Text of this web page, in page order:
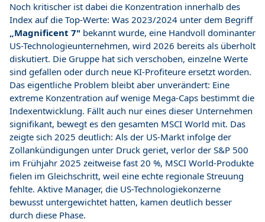
Noch kritischer ist dabei die Konzentration innerhalb des
Index auf die Top-Werte: Was 2023/2024 unter dem Begriff
„Magnificent 7" bekannt wurde, eine Handvoll dominanter
US-Technologieunternehmen, wird 2026 bereits als überholt
diskutiert. Die Gruppe hat sich verschoben, einzelne Werte
sind gefallen oder durch neue KI-Profiteure ersetzt worden.
Das eigentliche Problem bleibt aber unverändert: Eine
extreme Konzentration auf wenige Mega-Caps bestimmt die
Indexentwicklung. Fällt auch nur eines dieser Unternehmen
signifikant, bewegt es den gesamten MSCI World mit. Das
zeigte sich 2025 deutlich: Als der US-Markt infolge der
Zollankündigungen unter Druck geriet, verlor der S&P 500
im Frühjahr 2025 zeitweise fast 20 %, MSCI World-Produkte
fielen im Gleichschritt, weil eine echte regionale Streuung
fehlte. Aktive Manager, die US-Technologiekonzerne
bewusst untergewichtet hatten, kamen deutlich besser
durch diese Phase.